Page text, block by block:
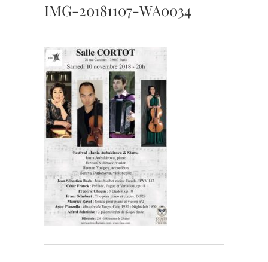
IMG-20181107-WA0034